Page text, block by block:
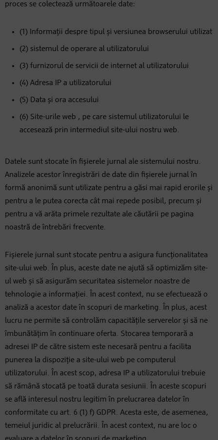
proces se colectează următoarele date:
(1) Informații despre tipul și versiunea browserului utilizat
(2) sistemul de operare al utilizatorului
(3) furnizorul de servicii de internet al utilizatorului
(4) Adresa IP a utilizatorului
(5) Data și ora accesului
(6) Site-urile web , pe care sistemul utilizatorului le
accesează prin intermediul site-ului nostru web.
Datele sunt stocate în fișierele jurnal ale sistemului nostru.
Analizele acestor înregistrări de date din fișierele jurnal în
formă anonimă sunt utilizate pentru a găsi mai rapid erorile și
pentru a le putea corecta cât mai repede posibil, precum și
pentru a vă arăta primele rezultate ale căutării pe pagina
noastră de întrebări frecvente.
Fișierele jurnal sunt stocate pentru a asigura funcționalitatea
site-ului web. În plus, aceste date ne ajută să optimizăm site-
ul web și să asigurăm securitatea sistemelor noastre de
tehnologie a informației. În acest context, nu se efectuează o
analiză a acestor date în scopuri de marketing. În plus, acest
lucru ne permite să controlăm capacitățile serverelor și să ne
îmbunătățim în continuare oferta. Stocarea temporară a
adresei IP de către sistem este necesară pentru a facilita
punerea la dispoziție a site-ului web pe computerul
utilizatorului. În acest scop, adresa IP a utilizatorului trebuie
să rămână stocată pe toată durata sesiunii. În aceste scopuri
se află interesul nostru legitim în prelucrarea datelor în
conformitate cu art. 6 (1) f) GDPR. Acesta este, de asemenea,
temeiul juridic al prelucrării. În acest context, nu are loc o